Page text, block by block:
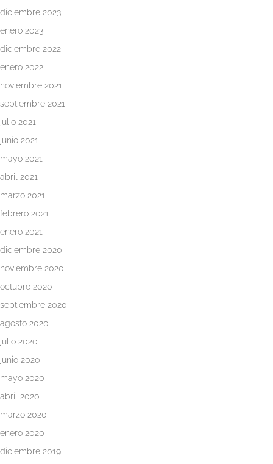
Servicios
diciembre 2023
enero 2023
diciembre 2022
enero 2022
noviembre 2021
septiembre 2021
julio 2021
junio 2021
mayo 2021
abril 2021
marzo 2021
febrero 2021
enero 2021
diciembre 2020
noviembre 2020
octubre 2020
septiembre 2020
agosto 2020
julio 2020
junio 2020
mayo 2020
abril 2020
marzo 2020
enero 2020
diciembre 2019